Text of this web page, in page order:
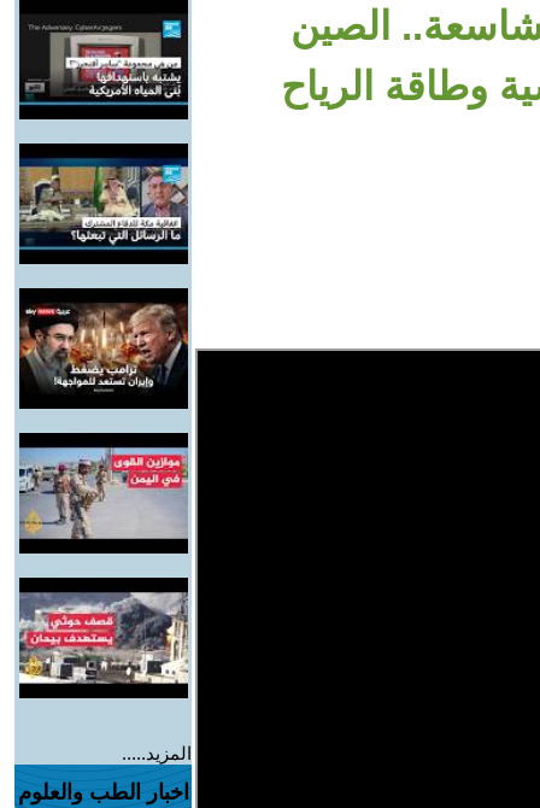
الصين
وطاقة الرياح
المزيد.....
اخبار الطب والعلوم